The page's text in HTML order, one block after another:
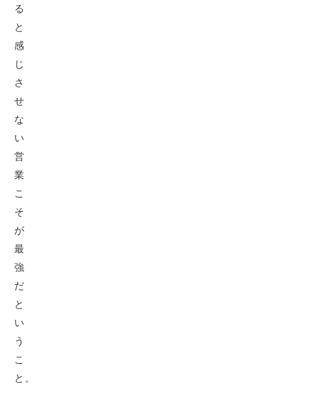
る
と
感
じ
さ
せ
な
い
営
業
こ
そ
が
最
強
だ
と
い
う
こ
と。